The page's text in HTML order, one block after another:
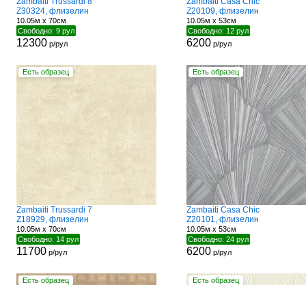
Z30324, флизелин
10.05м x 70см
Свободно: 9 рул
12300р/рул
Z20109, флизелин
10.05м x 53см
Свободно: 12 рул
6200р/рул
Есть образец
Zambaiti Trussardi 7
Z18929, флизелин
10.05м x 70см
Свободно: 14 рул
11700р/рул
Есть образец
Zambaiti Casa Chic
Z20101, флизелин
10.05м x 53см
Свободно: 24 рул
6200р/рул
Есть образец Есть образец